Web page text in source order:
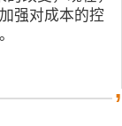
强对成本的控